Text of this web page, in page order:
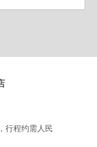
行程约需人民